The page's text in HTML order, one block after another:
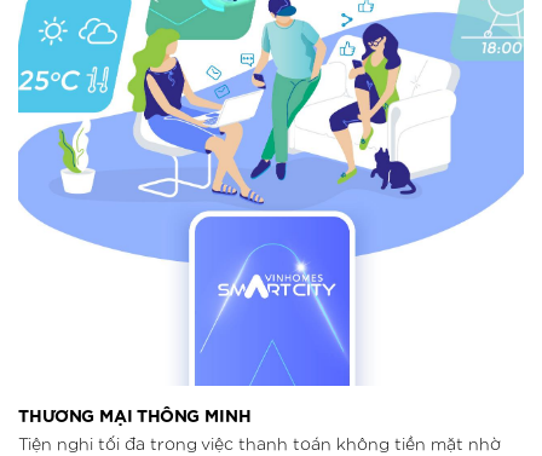
THƯƠNG MẠI THÔNG MINH
Tiện nghi tối đa trong việc thanh toán không tiền mặt nhờ